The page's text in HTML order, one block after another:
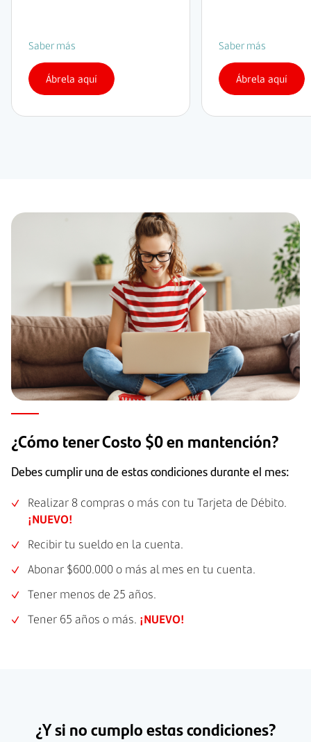
Ábrela aquí
Saber más
Ábrela aquí
Saber más
¿Cómo tener Costo $0 en mantención?
Debes cumplir una de estas condiciones durante el mes:
Realizar 8 compras o más con tu Tarjeta de Débito.
¡NUEVO!
Recibir tu sueldo en la cuenta.
Abonar $600.000 o más al mes en tu cuenta.
Tener menos de 25 años.
Tener 65 años o más. ¡NUEVO!
¿Y si no cumplo estas condiciones?